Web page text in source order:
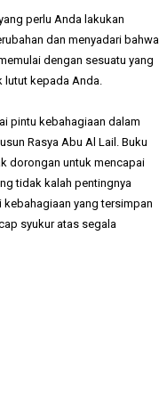
perlu Anda lakukan
dan menyadari bahwa
dengan sesuatu yang
kepada Anda.
pintu kebahagiaan dalam
Rasya Abu Al Lail. Buku
dorongan untuk mencapai
tidak kalah pentingnya
yang tersimpan
syukur atas segala